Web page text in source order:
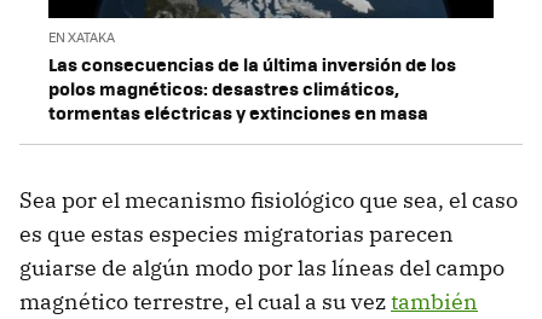
EN XATAKA
Las consecuencias de la última inversión de los
polos magnéticos: desastres climáticos,
tormentas eléctricas y extinciones en masa
Sea por el mecanismo fisiológico que sea, el caso
es que estas especies migratorias parecen
guiarse de algún modo por las líneas del campo
magnético terrestre, el cual a su veztambién